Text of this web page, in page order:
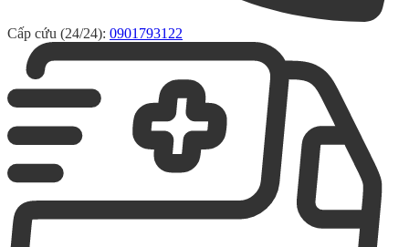
Cấp cứu (24/24): 0901793122